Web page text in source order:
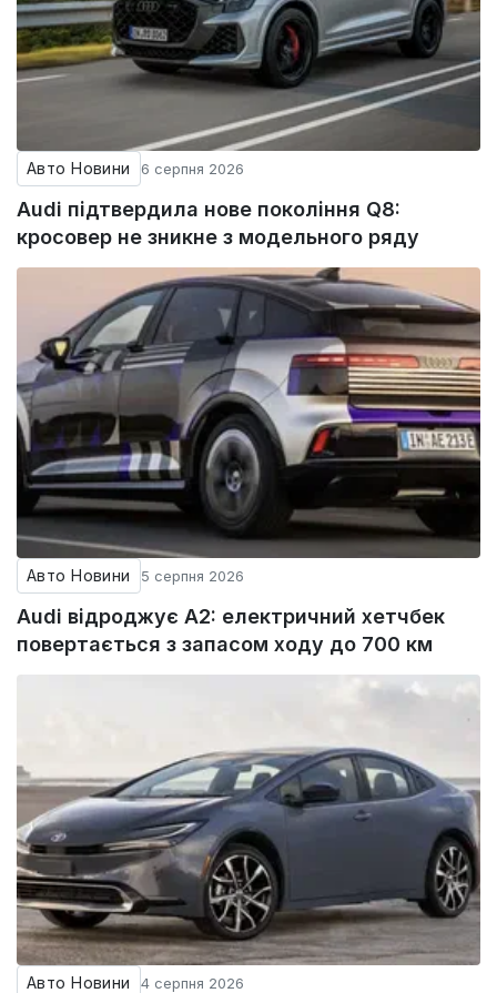
Авто Новини 6 серпня 2026
Audi підтвердила нове покоління Q8:
кросовер не зникне з модельного ряду
Авто Новини 5 серпня 2026
Audi відроджує A2: електричний хетчбек
повертається з запасом ходу до 700 км
Авто Новини 4 серпня 2026